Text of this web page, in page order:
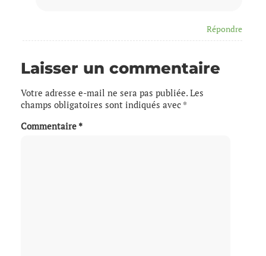
Répondre
Laisser un commentaire
Votre adresse e-mail ne sera pas publiée. Les
champs obligatoires sont indiqués avec *
Commentaire *